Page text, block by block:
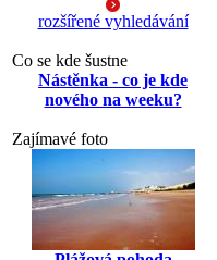
rozšířené vyhledávání
Co se kde šustne
Nástěnka - co je kde
nového na weeku?
Zajímavé foto